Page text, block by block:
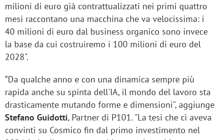
milioni di euro già contrattualizzati nei primi quattro
mesi raccontano una macchina che va velocissima: i
40 milioni di euro dal business organico sono invece
la base da cui costruiremo i 100 milioni di euro del
2028".
“Da qualche anno e con una dinamica sempre più
rapida anche su spinta dell'IA, il mondo del lavoro sta
drasticamente mutando forme e dimensioni", aggiunge
Stefano Guidotti, Partner di P101. "La tesi che ci aveva
convinti su Cosmico fin dal primo investimento nel